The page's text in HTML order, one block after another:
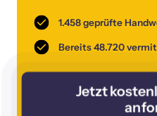
1.458 geprüfte
Bereits 48.720
Jetzt